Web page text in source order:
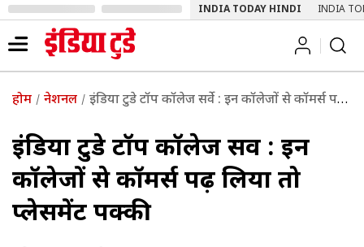
INDIA TODAY HINDI INDIA
होम नेशनल इंडिया टुडे टॉप कॉलेज सर्वे : इन कॉलेजों से कॉमर्स पढ़ लिया तो प्लेसमेंट पक्की
इंडिया टुडे टॉप कॉलेज सर्वे : इन
कॉलेजों से कॉमर्स पढ़ लिया तो
प्लेसमेंट पक्की